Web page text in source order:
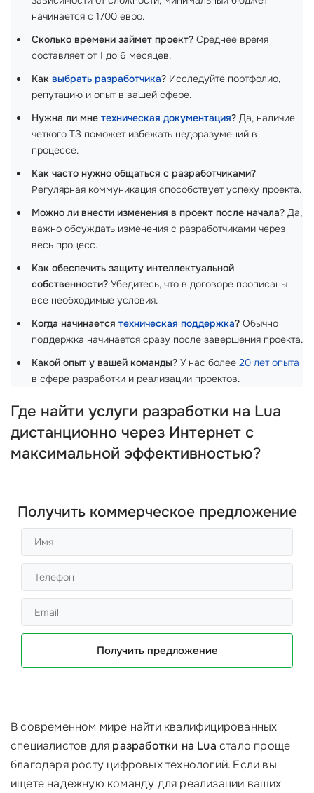
начинается с 1700 евро.
Сколько времени займет проект? Среднее время
составляет от 1 до 6 месяцев.
Как выбрать разработчика? Исследуйте портфолио,
репутацию и опыт в вашей сфере.
Нужна ли мне техническая документация? Да, наличие
четкого ТЗ поможет избежать недоразумений в
процессе.
Как часто нужно общаться с разработчиками?
Регулярная коммуникация способствует успеху проекта.
Можно ли внести изменения в проект после начала? Да,
важно обсуждать изменения с разработчиками через
весь процесс.
Как обеспечить защиту интеллектуальной
собственности? Убедитесь, что в договоре прописаны
все необходимые условия.
Когда начинается техническая поддержка? Обычно
поддержка начинается сразу после завершения проекта.
Какой опыт у вашей команды? У нас более 20 лет опыта
в сфере разработки и реализации проектов.
Где найти услуги разработки на Lua
дистанционно через Интернет с
максимальной эффективностью?
Получить коммерческое предложение
Получить предложение
В современном мире найти квалифицированных
специалистов для разработки на Lua стало проще
благодаря росту цифровых технологий. Если вы
ищете надежную команду для реализации ваших